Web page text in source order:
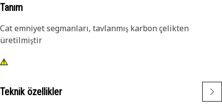
Tanım
Cat emniyet segmanları, tavlanmış karbon çelikten
üretilmiştir
Teknik özellikler